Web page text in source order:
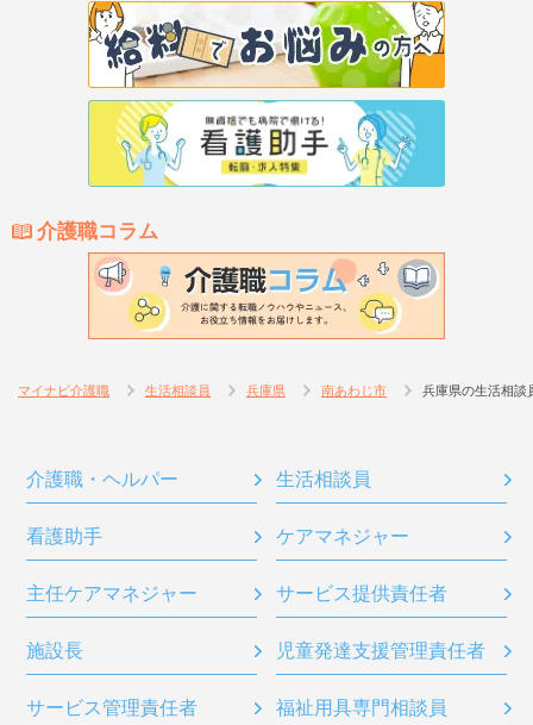
介護職コラム
マイナビ介護職 生活相談員 兵庫県 南あわじ市 兵庫県の生活相談
介護職・ヘルパー 生活相談員
看護助手 ケアマネジャー
主任ケアマネジャー サービス提供責任者
施設長 児童発達支援管理責任者
サービス管理責任者 福祉用具専門相談員